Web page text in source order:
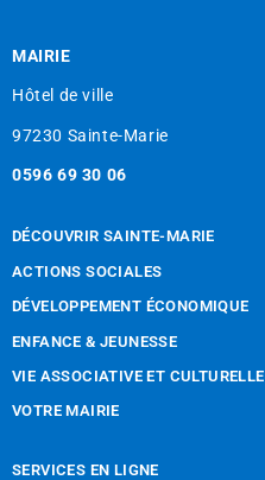
MAIRIE
Hôtel de ville
97230 Sainte-Marie
0596 69 30 06
DÉCOUVRIR SAINTE-MARIE
ACTIONS SOCIALES
DÉVELOPPEMENT ÉCONOMIQUE
ENFANCE & JEUNESSE
VIE ASSOCIATIVE ET CULTURELLE
VOTRE MAIRIE
SERVICES EN LIGNE